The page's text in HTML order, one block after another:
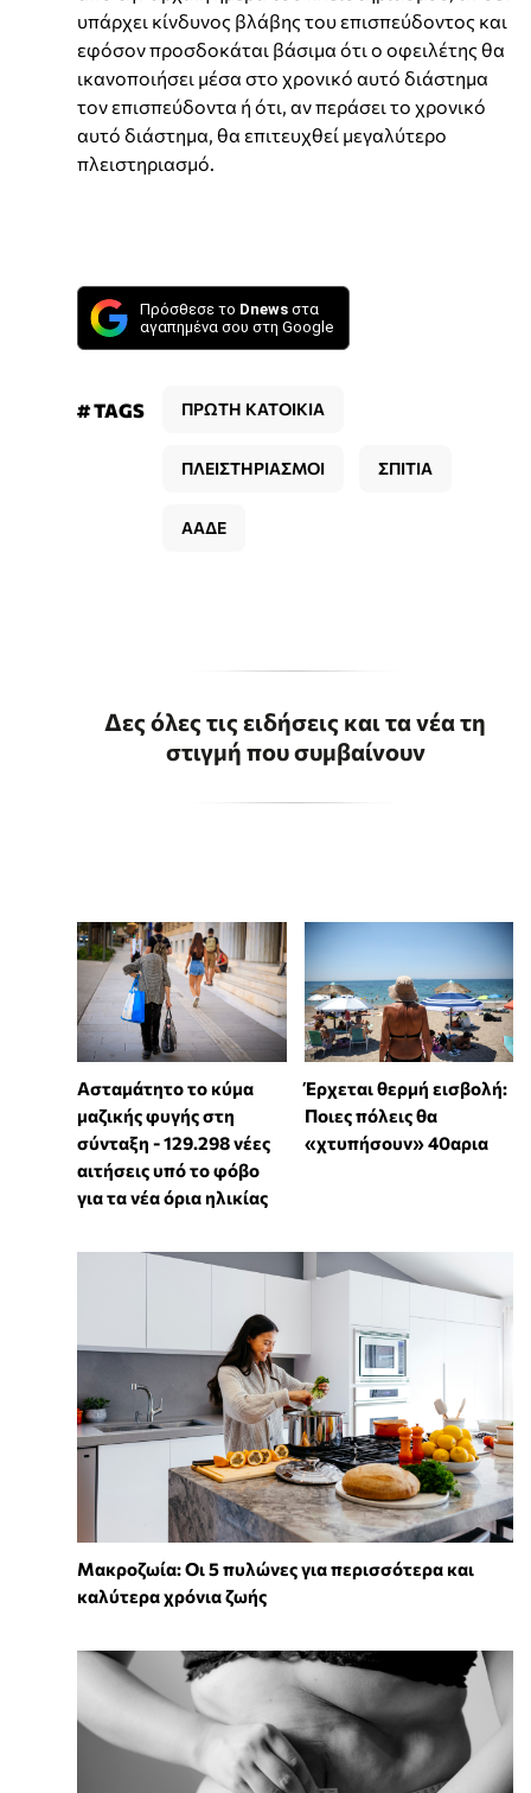
υπάρχει κίνδυνος βλάβης του επισπεύδοντος και
εφόσον προσδοκάται βάσιμα ότι ο οφειλέτης θα
ικανοποιήσει μέσα στο χρονικό αυτό διάστημα
τον επισπεύδοντα ή ότι, αν περάσει το χρονικό
αυτό διάστημα, θα επιτευχθεί μεγαλύτερο
πλειστηριασμό.
Πρόσθεσε το Dnews στα
αγαπημένα σου στη Google
# TAGS ΠΡΩΤΗ ΚΑΤΟΙΚΙΑ
ΠΛΕΙΣΤΗΡΙΑΣΜΟΙ ΣΠΙΤΙΑ
ΑΑΔΕ
Δες όλες τις ειδήσεις και τα νέα τη
στιγμή που συμβαίνουν
Ασταμάτητο το κύμα
μαζικής φυγής στη
σύνταξη - 129.298 νέες
αιτήσεις υπό το φόβο
για τα νέα όρια ηλικίας
Έρχεται θερμή εισβολή:
Ποιες πόλεις θα
«χτυπήσουν» 40αρια
Mακροζωία: Οι 5 πυλώνες για περισσότερα και
καλύτερα χρόνια ζωής